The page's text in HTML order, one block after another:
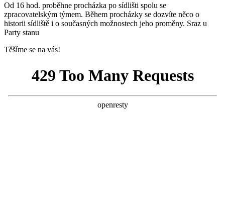
Od 16 hod. proběhne procházka po sídlišti spolu se
zpracovatelským týmem. Během procházky se dozvíte něco o
historii sídliště i o současných možnostech jeho proměny. Sraz u
Party stanu
Těšíme se na vás!